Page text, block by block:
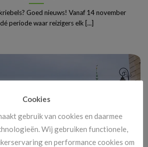
Goed nieuws! Vanaf 14 november
periode waar reizigers elk [...]
Cookies
gebruik van cookies en daarmee
Wij gebruiken functionele,
en performance cookies om